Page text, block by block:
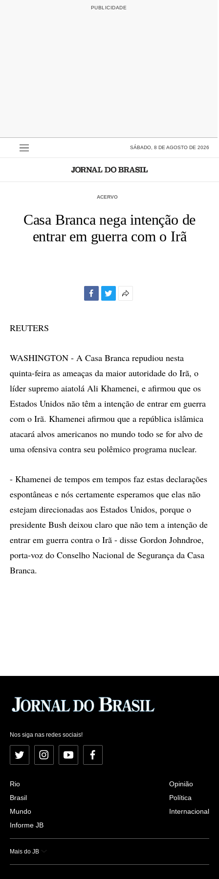
SÁBADO, 8 DE AGOSTO DE 2026
ACERVO
Casa Branca nega intenção de
entrar em guerra com o Irã
REUTERS
WASHINGTON - A Casa Branca repudiou nesta
quinta-feira as ameaças da maior autoridade do Irã, o
líder supremo aiatolá Ali Khamenei, e afirmou que os
Estados Unidos não têm a intenção de entrar em guerra
com o Irã. Khamenei afirmou que a república islâmica
atacará alvos americanos no mundo todo se for alvo de
uma ofensiva contra seu polêmico programa nuclear.
- Khamenei de tempos em tempos faz estas declarações
espontâneas e nós certamente esperamos que elas não
estejam direcionadas aos Estados Unidos, porque o
presidente Bush deixou claro que não tem a intenção de
entrar em guerra contra o Irã - disse Gordon Johndroe,
porta-voz do Conselho Nacional de Segurança da Casa
Branca.
Nos siga nas redes sociais!
Twitter InstagramYouTubeFacebook
Rio
Brasil
Mundo
Informe JB
Opinião
Política
Internacional
Mais do JB
Esportes